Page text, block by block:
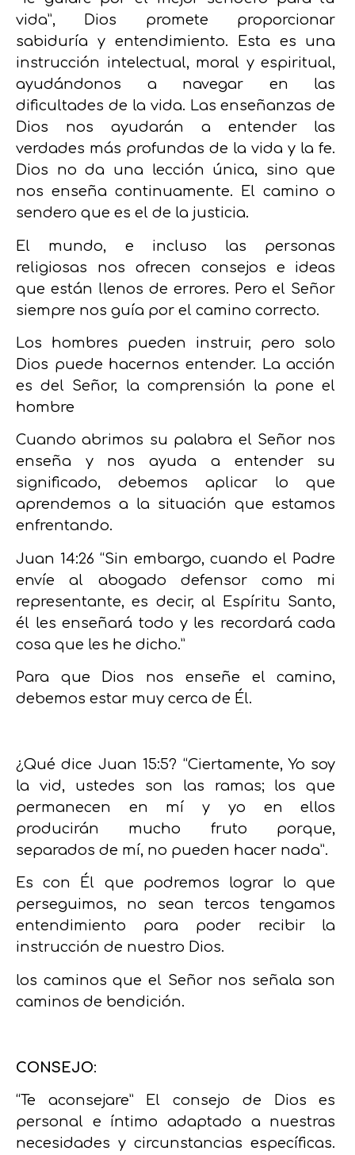
vida”, Dios promete proporcionar
sabiduría y entendimiento. Esta es una
instrucción intelectual, moral y espiritual,
ayudándonos a navegar en las
dificultades de la vida. Las enseñanzas de
Dios nos ayudarán a entender las
verdades más profundas de la vida y la fe.
Dios no da una lección única, sino que
nos enseña continuamente. El camino o
sendero que es el de la justicia.
El mundo, e incluso las personas
religiosas nos ofrecen consejos e ideas
que están llenos de errores. Pero el Señor
siempre nos guía por el camino correcto.
Los hombres pueden instruir, pero solo
Dios puede hacernos entender. La acción
es del Señor, la comprensión la pone el
hombre
Cuando abrimos su palabra el Señor nos
enseña y nos ayuda a entender su
significado, debemos aplicar lo que
aprendemos a la situación que estamos
enfrentando.
Juan 14:26“Sin embargo, cuando el Padre
envíe al abogado defensor como mi
representante, es decir, al Espíritu Santo,
él les enseñará todo y les recordará cada
cosa que les he dicho.”
Para que Dios nos enseñe el camino,
debemos estar muy cerca de Él.
¿Qué dice Juan 15:5? “Ciertamente, Yo soy
la vid, ustedes son las ramas; los que
permanecen en mí y yo en ellos
producirán mucho fruto porque,
separados de mí, no pueden hacer nada”.
Es con Él que podremos lograr lo que
perseguimos, no sean tercos tengamos
entendimiento para poder recibir la
instrucción de nuestro Dios.
los caminos que el Señor nos señala son
caminos de bendición.
CONSEJO:
“Te aconsejare” El consejo de Dios es
personal e íntimo adaptado a nuestras
necesidades y circunstancias específicas.